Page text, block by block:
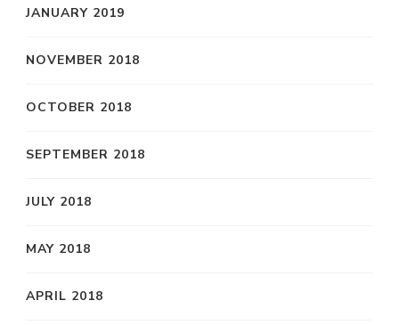
JANUARY 2019
NOVEMBER 2018
OCTOBER 2018
SEPTEMBER 2018
JULY 2018
MAY 2018
APRIL 2018